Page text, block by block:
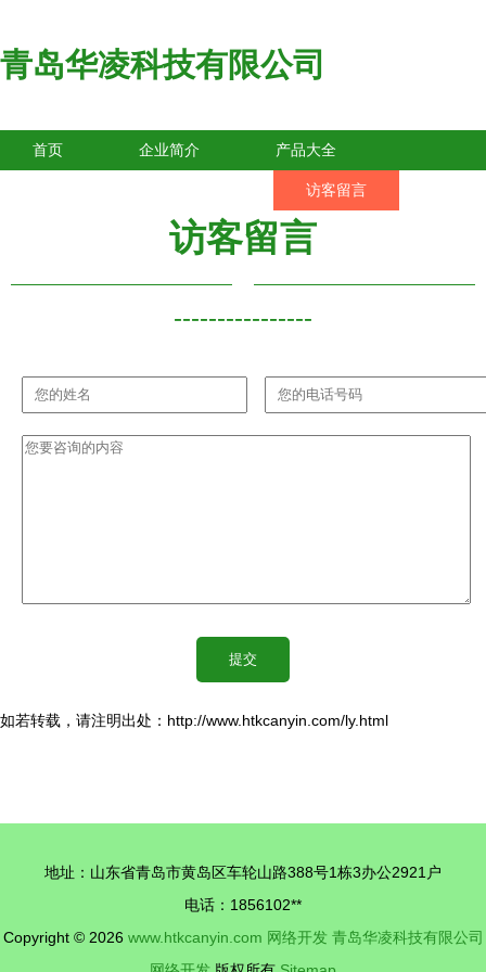
青岛华凌科技有限公司
首页 企业简介 产品大全
访客留言
访客留言
----------------
如若转载，请注明出处：http://www.htkcanyin.com/ly.html
地址：山东省青岛市黄岛区车轮山路388号1栋3办公2921户
电话：1856102**
Copyright © 2026 www.htkcanyin.com 网络开发 青岛华凌科技有限公司